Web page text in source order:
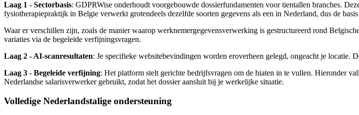
Laag 1 - Sectorbasis: GDPRWise onderhoudt voorgebouwde dossierfundamenten voor tientallen branches.
fysiotherapiepraktijk in Belgie verwerkt grotendeels dezelfde soorten gegevens als een in Nederland, dus de
Waar er verschillen zijn, zoals de manier waarop werknemergegevensverwerking is gestructureerd rond
variaties via de begeleide verfijningsvragen.
Laag 2 - AI-scanresultaten: Je specifieke websitebevindingen worden eroverheen gelegd, ongeacht je locatie.
Laag 3 - Begeleide verfijning: Het platform stelt gerichte bedrijfsvragen om de hiaten in te vullen. Hieronder
Nederlandse salarisverwerker gebruikt, zodat het dossier aansluit bij je werkelijke situatie.
Volledige Nederlandstalige ondersteuning